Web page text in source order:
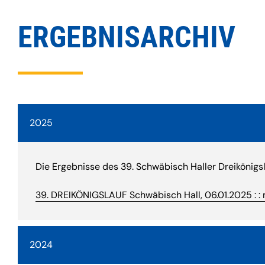
ERGEBNISARCHIV
2025
Die Ergebnisse des 39. Schwäbisch Haller
39. DREIKÖNIGSLAUF Schwäbisch Hall, 06.01.2025 :
2024